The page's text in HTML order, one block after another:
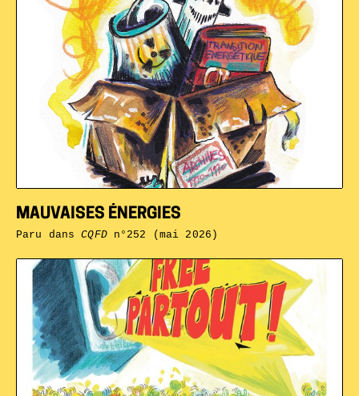
MAUVAISES ÉNERGIES
Paru dansCQFDn°252 (mai 2026)